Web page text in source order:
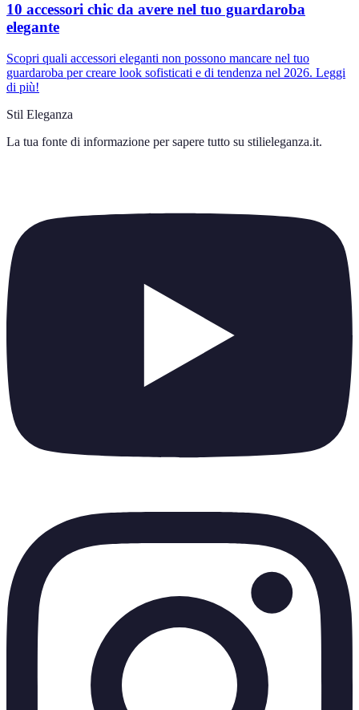
10 accessori chic da avere nel tuo guardaroba
elegante
Scopri quali accessori eleganti non possono mancare nel tuo
guardaroba per creare look sofisticati e di tendenza nel 2026. Leggi
di più!
Stil Eleganza
La tua fonte di informazione per sapere tutto su stilieleganza.it.